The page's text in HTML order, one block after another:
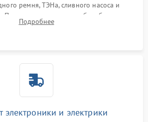
ремня, ТЭНа, сливного насоса и
Проверка подшипников барабана и
износ, а манжеты люка на разрывы.
Подробнее
электроники и электрики